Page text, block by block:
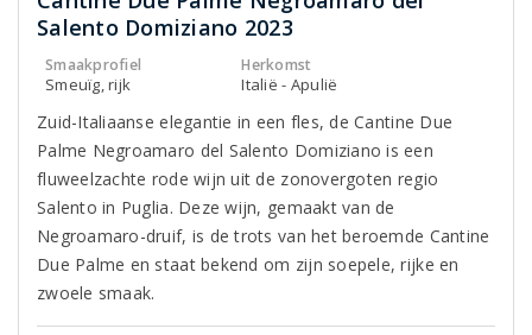
Salento Domiziano 2023
Smaakprofiel
Smeuïg, rijk
Herkomst
Italië - Apulië
Zuid-Italiaanse elegantie in een fles, de Cantine Due
Palme Negroamaro del Salento Domiziano is een
fluweelzachte rode wijn uit de zonovergoten regio
Salento in Puglia. Deze wijn, gemaakt van de
Negroamaro-druif, is de trots van het beroemde Cantine
Due Palme en staat bekend om zijn soepele, rijke en
zwoele smaak.